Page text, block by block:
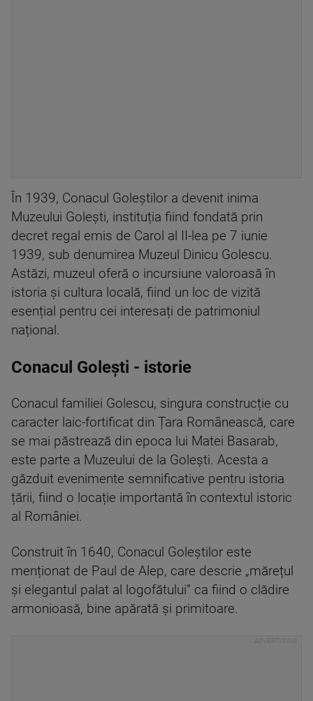
În 1939, Conacul Goleștilor a devenit inima
Muzeului Golești, instituția fiind fondată prin
decret regal emis de Carol al II-lea pe 7 iunie
1939, sub denumirea Muzeul Dinicu Golescu.
Astăzi, muzeul oferă o incursiune valoroasă în
istoria și cultura locală, fiind un loc de vizită
esențial pentru cei interesați de patrimoniul
național.
Conacul Golești - istorie
Conacul familiei Golescu, singura construcție cu
caracter laic-fortificat din Țara Românească, care
se mai păstrează din epoca lui Matei Basarab,
este parte a Muzeului de la Golești. Acesta a
găzduit evenimente semnificative pentru istoria
țării, fiind o locație importantă în contextul istoric
al României.
Construit în 1640, Conacul Goleștilor este
menționat de Paul de Alep, care descrie „mărețul
și elegantul palat al logofătului” ca fiind o clădire
armonioasă, bine apărată și primitoare.